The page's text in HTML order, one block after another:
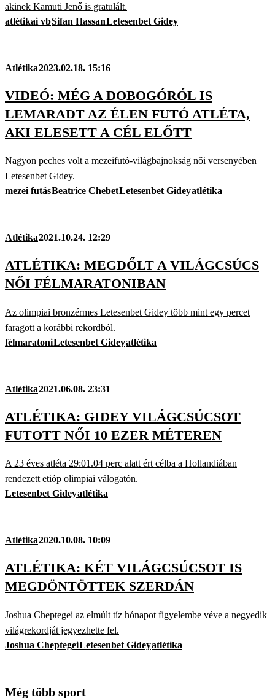
akinek Kamuti Jenő is gratulált.
atlétikai vbSifan HassanLetesenbet Gidey
Atlétika2023.02.18. 15:16
VIDEÓ: MÉG A DOBOGÓRÓL IS
LEMARADT AZ ÉLEN FUTÓ ATLÉTA,
AKI ELESETT A CÉL ELŐTT
Nagyon peches volt a mezeifutó-világbajnokság női versenyében
Letesenbet Gidey.
mezei futásBeatrice ChebetLetesenbet Gideyatlétika
Atlétika2021.10.24. 12:29
ATLÉTIKA: MEGDŐLT A VILÁGCSÚCS
NŐI FÉLMARATONIBAN
Az olimpiai bronzérmes Letesenbet Gidey több mint egy percet
faragott a korábbi rekordból.
félmaratoniLetesenbet Gideyatlétika
Atlétika2021.06.08. 23:31
ATLÉTIKA: GIDEY VILÁGCSÚCSOT
FUTOTT NŐI 10 EZER MÉTEREN
A 23 éves atléta 29:01.04 perc alatt ért célba a Hollandiában
rendezett etióp olimpiai válogatón.
Letesenbet Gideyatlétika
Atlétika2020.10.08. 10:09
ATLÉTIKA: KÉT VILÁGCSÚCSOT IS
MEGDÖNTÖTTEK SZERDÁN
Joshua Cheptegei az elmúlt tíz hónapot figyelembe véve a negyedik
világrekordját jegyezhette fel.
Joshua CheptegeiLetesenbet Gideyatlétika
Még több sport